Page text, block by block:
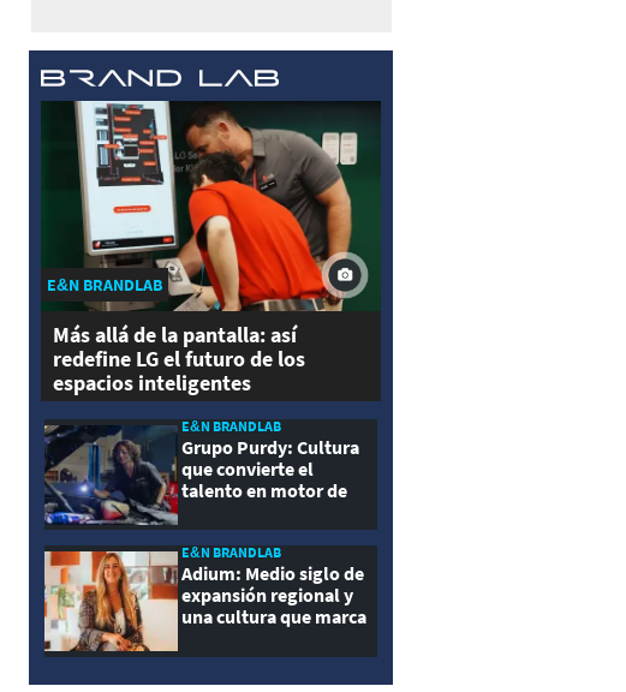
E&N BRANDLAB
Más allá de la pantalla: así
redefine LG el futuro de los
espacios inteligentes
E&N BRANDLAB
Grupo Purdy: Cultura
que convierte el
talento en motor de
E&N BRANDLAB
Adium: Medio siglo de
expansión regional y
una cultura que marca